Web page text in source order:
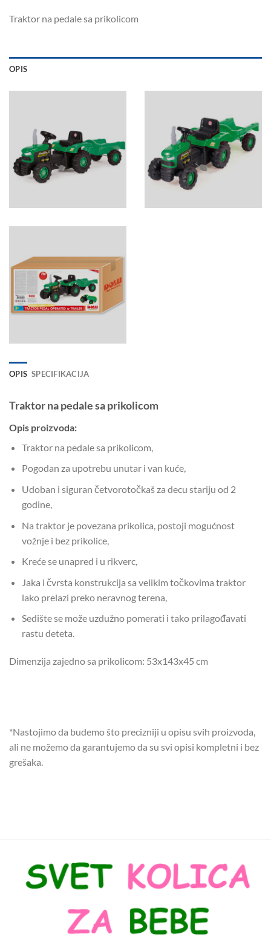
Traktor na pedale sa prikolicom
OPIS
OPIS SPECIFIKACIJA
Traktor na pedale sa prikolicom
Opis proizvoda:
Traktor na pedale sa prikolicom,
Pogodan za upotrebu unutar i van kuće,
Udoban i siguran četvorotočkaš za decu stariju od 2
godine,
Na traktor je povezana prikolica, postoji mogućnost
vožnje i bez prikolice,
Kreće se unapred i u rikverc,
Jaka i čvrsta konstrukcija sa velikim točkovima traktor
lako prelazi preko neravnog terena,
Sedište se može uzdužno pomerati i tako prilagođavati
rastu deteta.
Dimenzija zajedno sa prikolicom: 53x143x45 cm
*Nastojimo da budemo što precizniji u opisu svih proizvoda,
ali ne možemo da garantujemo da su svi opisi kompletni i bez
grešaka.